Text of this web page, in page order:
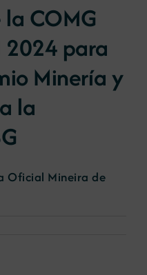
COMG
2024 para
Minería y
la
Oficial Mineira de